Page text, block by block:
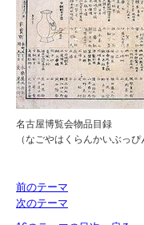
名古屋博覧会物品目録
（なごやはくらんかいぶっぴ
前のテーマ
次のテーマ